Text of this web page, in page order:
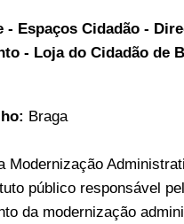
- Espaços Cidadão -
- Loja do Cidadão de
Braga
Modernização
público responsável
da modernização